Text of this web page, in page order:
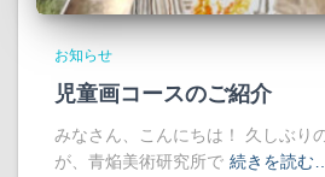
お知らせ
児童画コースのご紹介
みなさん、こんにちは！ 久しぶり
が、青焔美術研究所で 続きを読む…